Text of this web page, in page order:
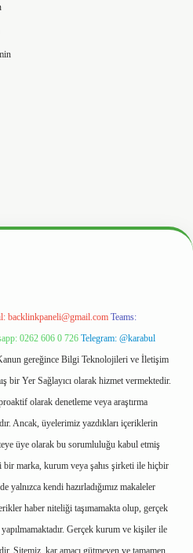
backlinkpaneli@gmail.com Teams:
0262 606 0 726 Telegram: @karabul
gereğince Bilgi Teknolojileri ve İletişim
bir Yer Sağlayıcı olarak hizmet vermektedir.
olarak denetleme veya araştırma
Ancak, üyelerimiz yazdıkları içeriklerin
üye olarak bu sorumluluğu kabul etmiş
bir marka, kurum veya şahıs şirketi ile hiçbir
yalnızca kendi hazırladığımız makaleler
haber niteliği taşımamakta olup, gerçek
Gerçek kurum ve kişiler ile
Sitemiz, kar amacı gütmeyen ve tamamen